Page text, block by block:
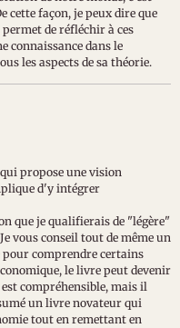
cette façon, je peux dire que
de réfléchir à ces
connaissance dans le
les aspects de sa théorie.
propose une vision
d'y intégrer
que je qualifierais de "légère"
vous conseil tout de même un
pour comprendre certains
le livre peut devenir
compréhensible, mais il
un livre novateur qui
tout en remettant en